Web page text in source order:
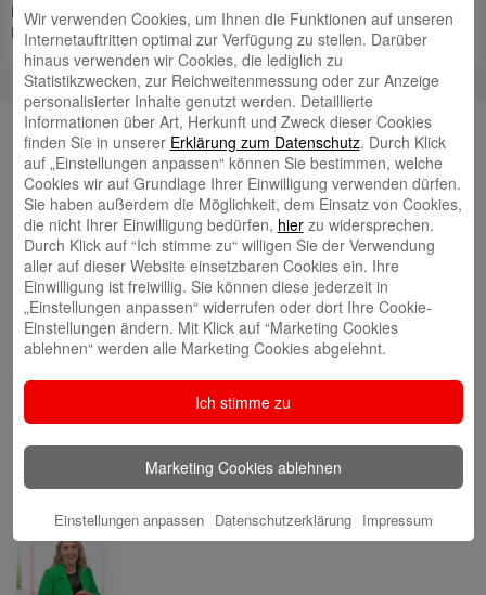
Krediten, einem weiter gestärkten Eigen­kapital und einem stabilen
Bilanzgewinn sieht der Vorstand die Sparkasse solideMehr lesen
YouTube
Autoren
Tim Beling
Eva Bläsen
Tina Blatz-Ruhnau
Wir verwenden Cookies, um Ihnen die Funktionen auf unseren
Internetauftritten optimal zur Verfügung zu stellen. Darüber
hinaus verwenden wir Cookies, die lediglich zu
Statistikzwecken, zur Reichweitenmessung oder zur Anzeige
personalisierter Inhalte genutzt werden. Detaillierte
Informationen über Art, Herkunft und Zweck dieser Cookies
finden Sie in unserer Erklärung zum Datenschutz. Durch Klick
auf „Einstellungen anpassen“ können Sie bestimmen, welche
Cookies wir auf Grundlage Ihrer Einwilligung verwenden dürfen.
Sie haben außerdem die Möglichkeit, dem Einsatz von Cookies,
die nicht Ihrer Einwilligung bedürfen, hierzu widersprechen.
Durch Klick auf “Ich stimme zu“ willigen Sie der Verwendung
aller auf dieser Website einsetzbaren Cookies ein. Ihre
Einwilligung ist freiwillig. Sie können diese jederzeit in
„Einstellungen anpassen“ widerrufen oder dort Ihre Cookie-
Einstellungen ändern. Mit Klick auf “Marketing Cookies
ablehnen“ werden alle Marketing Cookies abgelehnt.
Ich stimme zu
Marketing Cookies ablehnen
Einstellungen anpassen Datenschutzerklärung Impressum